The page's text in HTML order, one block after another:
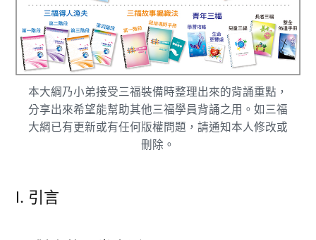
本大綱乃小弟接受三福裝備時整理出來的背誦重點，
分享出來希望能幫助其他三福學員背誦之用。如三福
大綱已有更新或有任何版權問題，請通知本人修改或
刪除。
I. 引言